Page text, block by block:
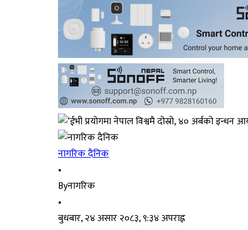
नागरिक दैनिक
•
Byनागरिक
•
बुधबार, २४ असार २०८३, ९:३४ अपराह्न